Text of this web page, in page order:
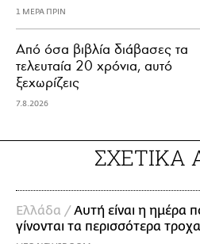
1 ΜΕΡΑ ΠΡΙΝ
Από όσα βιβλία διάβασες τα
τελευταία 20 χρόνια, αυτό
ξεχωρίζεις
7.8.2026
ΣΧΕΤΙΚΑ
Ελλάδα /Αυτή είναι η ημέρα
γίνονται τα περισσότερα